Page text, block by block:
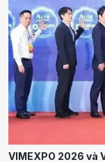
VIMEXPO 2026 và